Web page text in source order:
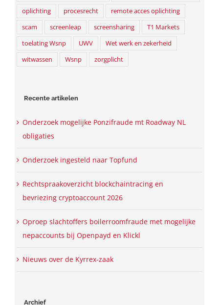
oplichting
procesrecht
remote acces oplichting
scam
screenleap screensharing
T1 Markets
toelating Wsnp
UWV
Wet werk en zekerheid
witwassen
Wsnp zorgplicht
Recente artikelen
Onderzoek mogelijke Ponzifraude mt Roadway NL
obligaties
Onderzoek ingesteld naar Topfund
Rechtspraakoverzicht blockchaintracing en
bevriezing cryptoaccount 2026
Oproep slachtoffers boilerroomfraude met mogelijke
nepaccounts bij Openpayd en Klickl
Nieuws over de Kyrrex-zaak
Archief